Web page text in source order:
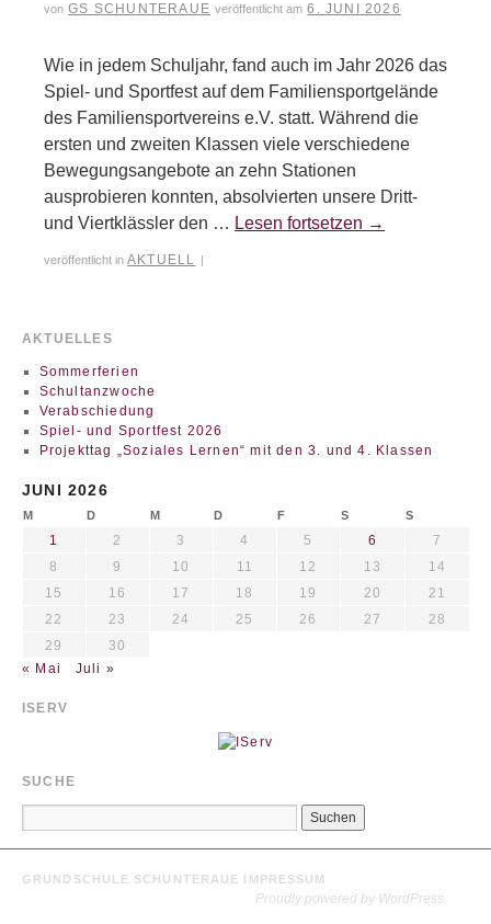
von GS SCHUNTERAUE veröffentlicht am 6. JUNI 2026
Wie in jedem Schuljahr, fand auch im Jahr 2026 das
Spiel- und Sportfest auf dem Familiensportgelände
des Familiensportvereins e.V. statt. Während die
ersten und zweiten Klassen viele verschiedene
Bewegungsangebote an zehn Stationen
ausprobieren konnten, absolvierten unsere Dritt-
und Viertklässler den … Lesen fortsetzen →
veröffentlicht in AKTUELL
AKTUELLES
Sommerferien
Schultanzwoche
Verabschiedung
Spiel- und Sportfest 2026
Projekttag „Soziales Lernen“ mit den 3. und 4. Klassen
JUNI 2026
M D M D F S S
1 2 3 4 5 6
7
8
9 10 11 12 13
14
15
16 17 18 19 20
21
22
23 24 25 26 27
28
29
30
« Mai
Juli »
ISERV
SUCHE
GRUNDSCHULE SCHUNTERAUE IMPRESSUM
Proudly powered by WordPress.